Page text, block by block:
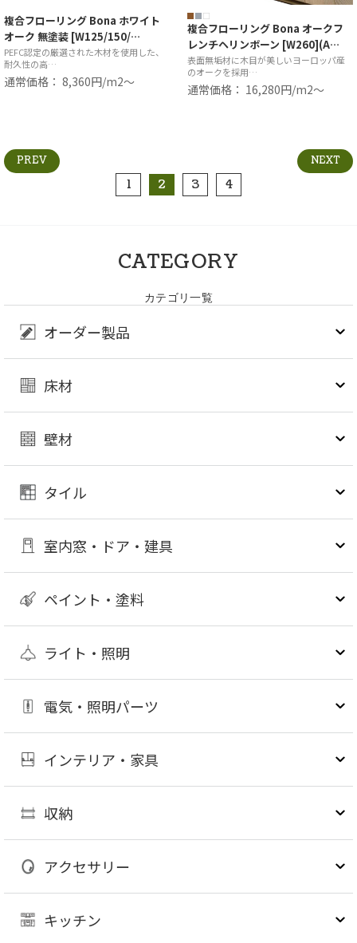
複合フローリング Bona ホワイト
オーク 無塗装 [W125/150/…
PEFC認定の厳選された木材を使用した、
耐久性の高…
通常価格： 8,360円/m2〜
複合フローリング Bona オークフ
レンチヘリンボーン [W260](A…
表面無垢材に木目が美しいヨーロッパ産
のオークを採用…
通常価格： 16,280円/m2〜
PREV
1 2 3 4
NEXT
CATEGORY
カテゴリ一覧
オーダー製品
床材
壁材
タイル
室内窓・ドア・建具
ペイント・塗料
ライト・照明
電気・照明パーツ
インテリア・家具
収納
アクセサリー
キッチン